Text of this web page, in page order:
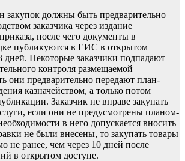
закупок должны быть предварительно
заказчика через издание
после чего документы в
публикуются в ЕИС в открытом
дней. Некоторые заказчики подпадают
контроля размещаемой
они предварительно передают план-
казначейством, а только потом
Заказчик не вправе закупать
если они не предусмотрены планом-
в него допускается вносить
не были внесены, то закупать товары
не ранее, чем через 10 дней после
в открытом доступе.